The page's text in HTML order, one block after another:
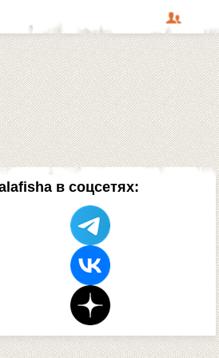
в соцсетях: